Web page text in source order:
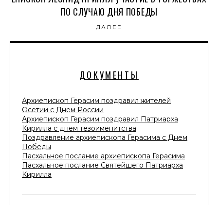
ДОКУМЕНТЫ
Архиепископ Герасим поздравил жителей
Осетии с Днем России
Архиепископ Герасим поздравил Патриарха
Кирилла с днем тезоименитства
Поздравление архиепископа Герасима с Днем
Победы
Пасхальное послание архиепископа Герасима
Пасхальное послание Святейшего Патриарха
Кирилла
ПО СЛУЧАЮ ДНЯ ПОБЕДЫ
ДАЛЕЕ